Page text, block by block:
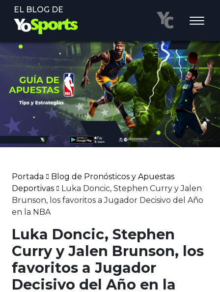
EL BLOG DE
Portada
Blog de Pronósticos y Apuestas
Deportivas
Luka Doncic, Stephen Curry y Jalen
Brunson, los favoritos a Jugador Decisivo del Año
en la NBA
Luka Doncic, Stephen
Curry y Jalen Brunson, los
favoritos a Jugador
Decisivo del Año en la